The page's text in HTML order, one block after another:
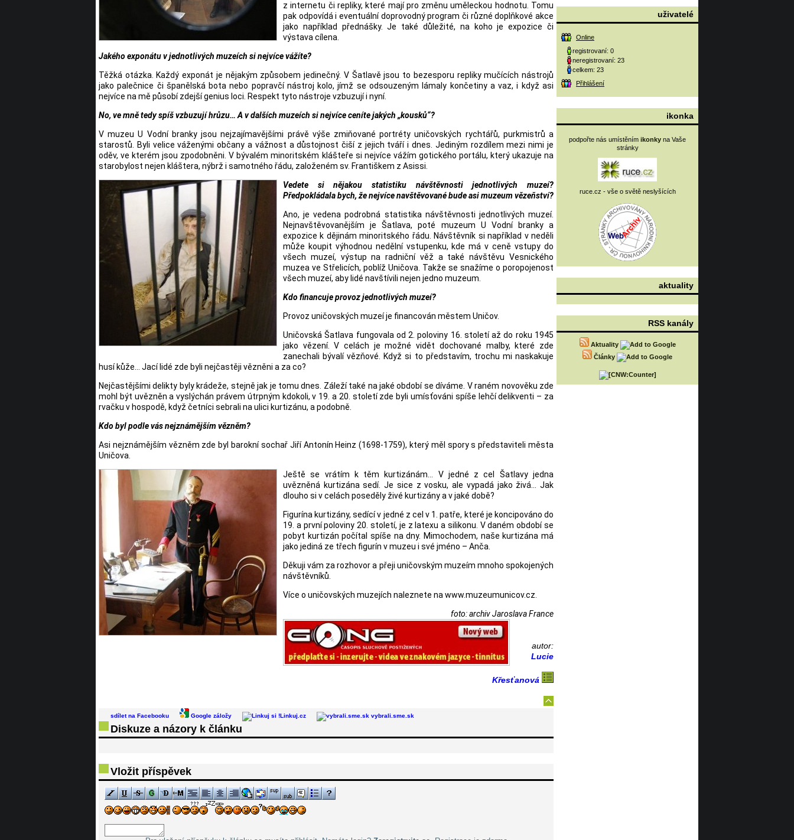
z internetu či repliky, které mají pro změnu uměleckou hodnotu. Tomu
pak odpovídá i eventuální doprovodný program či různé doplňkové akce
jako například přednášky. Je také důležité, na koho je expozice či
výstava cílena.
Jakého exponátu v jednotlivých muzeích si nejvíce vážíte?
Těžká otázka. Každý exponát je nějakým způsobem jedinečný. V Šatlavě jsou to bezesporu repliky mučících nástrojů
jako palečnice či španělská bota nebo popravčí nástroj kolo, jímž se odsouzeným lámaly končetiny a vaz, i když asi
nejvíce na mě působí zdejší genius loci. Respekt tyto nástroje vzbuzují i nyní.
No, ve mně tedy spíš vzbuzují hrůzu… A v dalších muzeích si nejvíce ceníte jakých „kousků“?
V muzeu U Vodní branky jsou nejzajímavějšími právě výše zmiňované portréty uničovských rychtářů, purkmistrů a
starostů. Byli velice váženými občany a vážnost a důstojnost čiší z jejich tváří i dnes. Jediným rozdílem mezi nimi je
oděv, ve kterém jsou zpodobněni. V bývalém minoritském klášteře si nejvíce vážím gotického portálu, který ukazuje na
starobylost nejen kláštera, nýbrž i samotného řádu, založeném sv. Františkem z Asissi.
Vedete si nějakou statistiku návštěvnosti jednotlivých muzeí?
Předpokládala bych, že nejvíce navštěvované bude asi muzeum vězeňství?
Ano, je vedena podrobná statistika návštěvnosti jednotlivých muzeí.
Nejnavštěvovanějším je Šatlava, poté muzeum U Vodní branky a
expozice k dějinám minoritského řádu. Návštěvník si například v neděli
může koupit výhodnou nedělní vstupenku, kde má v ceně vstupy do
všech muzeí, výstup na radniční věž a také návštěvu Vesnického
muzea ve Střelicích, poblíž Uničova. Takže se snažíme o poropojenost
všech muzeí, aby lidé navštívili nejen jedno muzeum.
Kdo financuje provoz jednotlivých muzeí?
Provoz uničovských muzeí je financován městem Uničov.
Uničovská Šatlava fungovala od 2. poloviny 16. století až do roku 1945
jako vězení. V celách je možné vidět dochované malby, které zde
zanechali bývalí vězňové. Když si to představím, trochu mi naskakuje
husí kůže… Jací lidé zde byli nejčastěji vězněni a za co?
Nejčastějšími delikty byly krádeže, stejně jak je tomu dnes. Záleží také na jaké období se díváme. V raném novověku zde
mohl být uvězněn a vyslýchán právem útrpným kdokoli, v 19. a 20. století zde byli umísťováni spíše lehčí delikventi – za
rvačku v hospodě, když četníci sebrali na ulici kurtizánu, a podobně.
Kdo byl podle vás nejznámějším vězněm?
Asi nejznámějším vězněm zde byl barokní sochař Jiří Antonín Heinz (1698-1759), který měl spory s představiteli města
Uničova.
Ještě se vrátím k těm kurtizánám… V jedné z cel Šatlavy jedna
uvězněná kurtizána sedí. Je sice z vosku, ale vypadá jako živá… Jak
dlouho si v celách poseděly živé kurtizány a v jaké době?
Figurína kurtizány, sedící v jedné z cel v 1. patře, které je koncipováno do
19. a první poloviny 20. století, je z latexu a silikonu. V daném období se
pobyt kurtizán počítal spíše na dny. Mimochodem, naše kurtizána má
jako jediná ze třech figurín v muzeu i své jméno – Anča.
Děkuji vám za rozhovor a přeji uničovským muzeím mnoho spokojených
návštěvníků.
Více o uničovských muzejích naleznete na www.muzeumunicov.cz.
foto: archiv Jaroslava France
autor:
Lucie
Křesťanová
sdílet na Facebooku Google záložy Linkuj.cz vybrali.sme.sk
Diskuze a názory k článku
Vložit příspěvek
uživatelé
Online
registrovaní: 0
neregistrovaní: 23
celkem: 23
Přihlášení
ikonka
podpořte nás umístěním ikonky na Vaše
stránky
ruce.cz - vše o světě neslyšících
aktuality
RSS kanály
Aktuality
Články